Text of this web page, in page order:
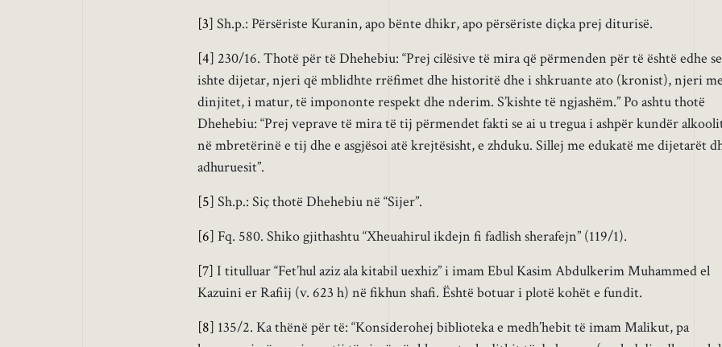
[3] Sh.p.: Përsëriste Kuranin, apo bënte dhikr, apo përsëriste diçka prej diturisë.
[4] 230/16. Thotë për të Dhehebiu: “Prej cilësive të mira që përmenden për të është edhe
ishte dijetar, njeri që mblidhte rrëfimet dhe historitë dhe i shkruante ato (kronist), njeri
dinjitet, i matur, të impononte respekt dhe nderim. S’kishte të ngjashëm.” Po ashtu thotë
Dhehebiu: “Prej veprave të mira të tij përmendet fakti se ai u tregua i ashpër kundër
në mbretërinë e tij dhe e asgjësoi atë krejtësisht, e zhduku. Sillej me edukatë me dijetarët
adhuruesit”.
[5] Sh.p.: Siç thotë Dhehebiu në “Sijer”.
[6] Fq. 580. Shiko gjithashtu “Xheuahirul ikdejn fi fadlish sherafejn” (119/1).
[7] I titulluar “Fet’hul aziz ala kitabil uexhiz” i imam Ebul Kasim Abdulkerim Muhammed el
Kazuini er Rafiij (v. 623 h) në fikhun shafi. Është botuar i plotë kohët e fundit.
[8] 135/2. Ka thënë për të: “Konsiderohej biblioteka e medh’hebit të imam Malikut, pa